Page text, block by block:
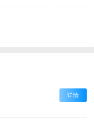
详情